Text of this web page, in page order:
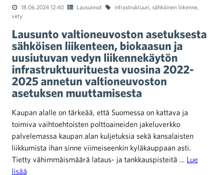
18.06.2024 12:40 Lausunnot infrastruktuuri, sähköinen liikenne,
vety
Lausunto valtioneuvoston asetuksesta
sähköisen liikenteen, biokaasun ja
uusiutuvan vedyn liikennekäytön
infrastruktuurituesta vuosina 2022-
2025 annetun valtioneuvoston
asetuksen muuttamisesta
Kaupan alalle on tärkeää, että Suomessa on kattava ja
toimiva vaihtoehtoisten polttoaineiden jakeluverkko
palvelemassa kaupan alan kuljetuksia sekä kansalaisten
liikkumista ihan sinne viimeiseenkin kyläkauppaan asti.
Tietty vähimmäismäärä lataus- ja tankkauspisteitä … Lue
lisää